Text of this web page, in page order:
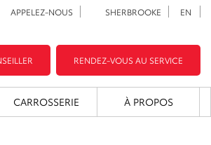
APPELEZ-NOUS SHERBROOKE EN
RENDEZ-VOUS AU SERVICE
CARROSSERIE À PROPOS